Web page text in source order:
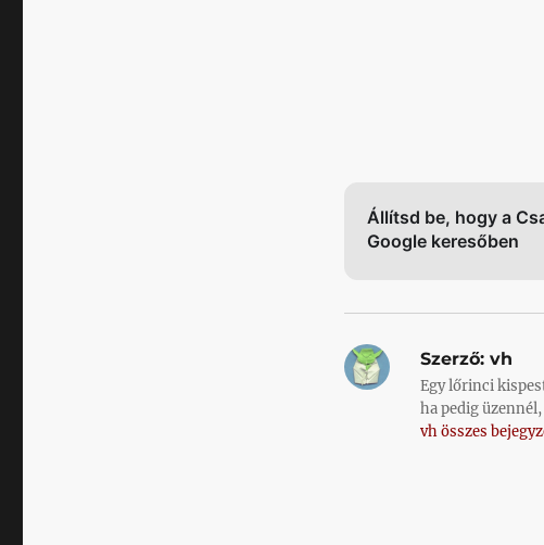
Állítsd be, hogy a
Google keresőben
Szerző:vh
Egy lőrinci
ha pedig
vh összes